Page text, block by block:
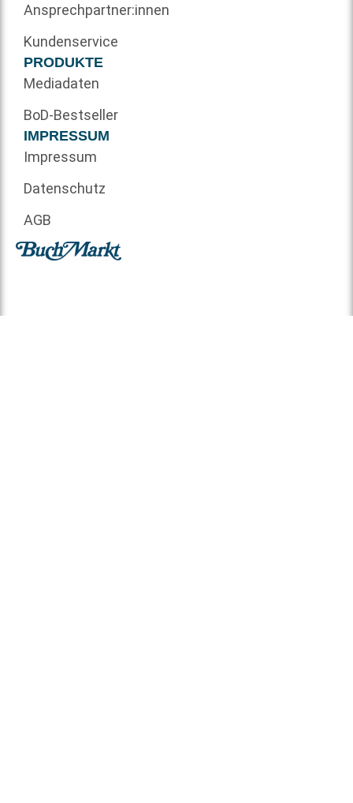
Ansprechpartner:innen
Kundenservice
PRODUKTE
Mediadaten
BoD-Bestseller
IMPRESSUM
Impressum
Datenschutz
AGB